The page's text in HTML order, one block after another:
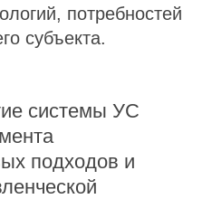
потребностей
субъекта.
системы УС
подходов и